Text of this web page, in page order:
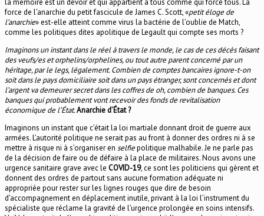
force de l’anarchie du petit fascicule de James C. Scott, «petit éloge de
l’anarchie» est-elle atteint comme virus la bactérie de l’oublie de Match,
comme les politiques dites apolitique de Legault qui compte ses morts ?
Imaginons un instant dans le réel à travers le monde, le cas de ces décès faisant
des veufs/es et orphelins/orphelines, ou tout autre parent concerné par un
héritage, par le legs, légalement. Combien de comptes bancaires ignore-t-on
soit dans le pays domiciliaire soit dans un pays étranger, sont concernés et dont
l’argent va demeurer secret dans les coffres de oh, combien de banques. Ces
banques qui probablement vont recevoir des fonds de revitalisation
économique de l’État.Anarchie d’État ?
Imaginons un instant que c’était la loi martiale donnant droit de guerre aux
armées. L’autorité politique ne serait pas au front à donner des ordres ni à se
mettre à risque ni à s’organiser en selfiepolitique malhabile. Je ne parle pas
de la décision de faire ou de défaire à la place de militaires. Nous avons une
urgence sanitaire grave avec le COVID-19, ce sont les politiciens qui gèrent et
donnent des ordres de partout sans aucune formation adéquate ni
appropriée pour rester sur les lignes rouges que dire de besoin
d’accompagnement en déplacement inutile, privant à la loi l’instrument du
spécialiste que réclame la gravité de l’urgence prolongée en soins intensifs.